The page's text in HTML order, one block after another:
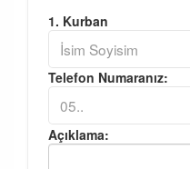
1. Kurban
Telefon Numaranız:
Açıklama: